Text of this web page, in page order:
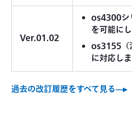
Ver.01.02
os4300シ
を可能にし
os3155（
に対応しま
過去の改訂履歴をすべて見る